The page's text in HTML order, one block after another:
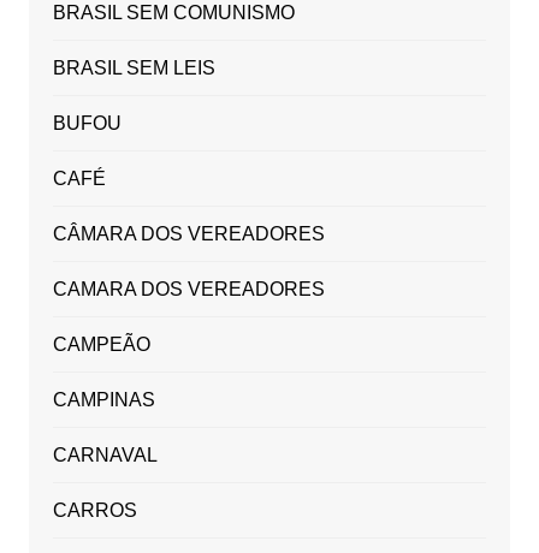
BRASIL SEM COMUNISMO
BRASIL SEM LEIS
BUFOU
CAFÉ
CÂMARA DOS VEREADORES
CAMARA DOS VEREADORES
CAMPEÃO
CAMPINAS
CARNAVAL
CARROS